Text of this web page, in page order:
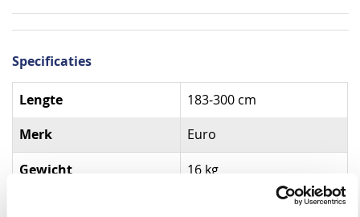
Specificaties
Specificaties
Lengte 183-300 cm
Merk Euro
Gewicht 16 kg
Gegalvaniseerd staal